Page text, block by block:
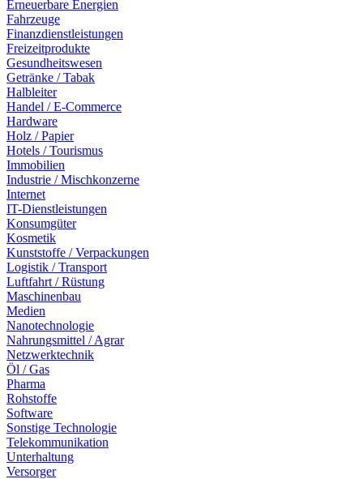
Erneuerbare Energien
Fahrzeuge
Finanzdienstleistungen
Freizeitprodukte
Gesundheitswesen
Getränke / Tabak
Halbleiter
Handel / E-Commerce
Hardware
Holz / Papier
Hotels / Tourismus
Immobilien
Industrie / Mischkonzerne
Internet
IT-Dienstleistungen
Konsumgüter
Kosmetik
Kunststoffe / Verpackungen
Logistik / Transport
Luftfahrt / Rüstung
Maschinenbau
Medien
Nanotechnologie
Nahrungsmittel / Agrar
Netzwerktechnik
Öl / Gas
Pharma
Rohstoffe
Software
Sonstige Technologie
Telekommunikation
Unterhaltung
Versorger